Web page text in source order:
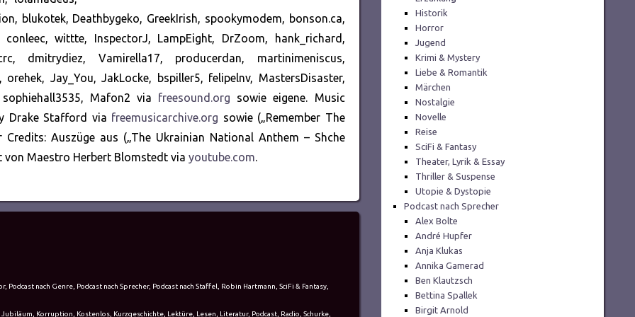
blukotek, Deathbygeko, GreekIrish, spookymodem, bonson.ca,
wittte, InspectorJ, LampEight, DrZoom, hank_richard,
dmitrydiez, Vamirella17, producerdan, martinimeniscus,
Jay_You, JakLocke, bspiller5, felipelnv, MastersDisaster,
Mafon2 via freesound.org sowie eigene. Music
Drake Stafford via freemusicarchive.org sowie („Remember The
Credits: Auszüge aus („The Ukrainian National Anthem – Shche
von Maestro Herbert Blomstedt via youtube.com.
, Podcast nach Genre Podcast nach Sprecher, Podcast nach Staffel Robin Hartmann SciFi & Fantasy
Jubiläum Korruption Kostenlos Kurzgeschichte Lektüre Lesen Literatur, Podcast Radio Schurke
Historik
Horror
Jugend
Krimi & Mystery
Liebe & Romantik
Märchen
Nostalgie
Novelle
Reise
SciFi & Fantasy
Theater, Lyrik & Essay
Thriller & Suspense
Utopie & Dystopie
Podcast nach Sprecher
Alex Bolte
André Hupfer
Anja Klukas
Annika Gamerad
Ben Klautzsch
Bettina Spallek
Birgit Arnold